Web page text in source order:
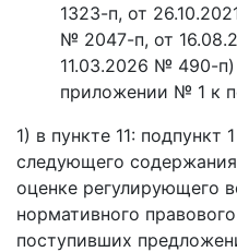
1323-п, от
№ 2047-п, от
11.03.2026 № 490-
приложении № 1 к
1) в пункте 11: подпункт
следующего
оценке регулирующего
нормативного
поступивших